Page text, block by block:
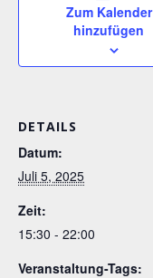
Zum Kalender
hinzufügen
DETAILS
Datum:
Juli 5, 2025
Zeit:
15:30 - 22:00
Veranstaltung-Tags: